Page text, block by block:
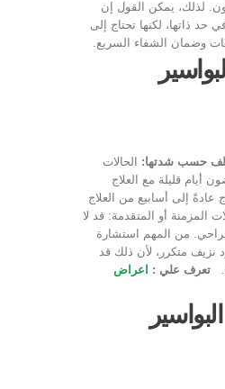
لذلك، يمكن القول إن
حد ذاتها، لكنها تحتاج إلى
وضمان الشفاء السريع.
حسب شدتها: الحالات
أيام قليلة مع العلاج
عادةً إلى أسابيع من العلاج
المزمنة أو المتقدمة: قد لا
من المهم استشارة
نزيف متكرر، لأن ذلك قد
تعرف علي :
اعراض